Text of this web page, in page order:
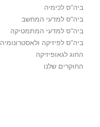
ביה"ס לכימיה
ביה"ס למדעי המחשב
ביה"ס למדעי המתמטיקה
ביה"ס לפיזיקה ולאסטרונומיה
החוג לגאופיזיקה
החוקרים שלנו